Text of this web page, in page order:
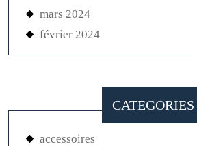
mars 2024
février 2024
CATEGORIES
accessoires